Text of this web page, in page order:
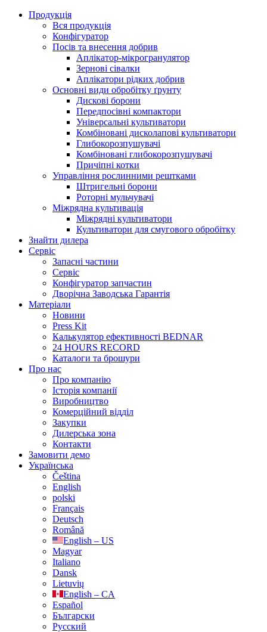
Продукція
Вся продукція
Конфігуратор
Посів та внесення добрив
Аплікатор-мікрогранулятор
Зернові сівалки
Аплікатори рідких добрив
Oсновні види обробітку ґрунту
Дискові борони
Передпосівні компактори
Універсальні культиватори
Комбіновані дисколапові культиватори
Глибокорозпушувачі
Комбіновані глибокорозпушувачі
Причіпні котки
Управління рослинними рештками
Штригельні борони
Pоторні мульчувачі
Міжрядна культивація
Міжрядні культиватори
Культиватори для смугового обробітку
Знайти дилера
Сервіс
Запасні частини
Сервіс
Конфігуратор запчастин
Дворічна Заводська Гарантія
Матеріали
Новини
Press Kit
Калькулятор ефективності BEDNAR
24 HOURS RECORD
Каталоги та брошури
Про нас
Про компанію
Історія компанії
Виробництво
Комерційний відділ
Закупки
Дилерська зона
Контакти
Замовити демо
Українська
Čeština
English
polski
Français
Deutsch
Română
English – US
Magyar
Italiano
Dansk
Lietuvių
English – CA
Español
Български
Русский